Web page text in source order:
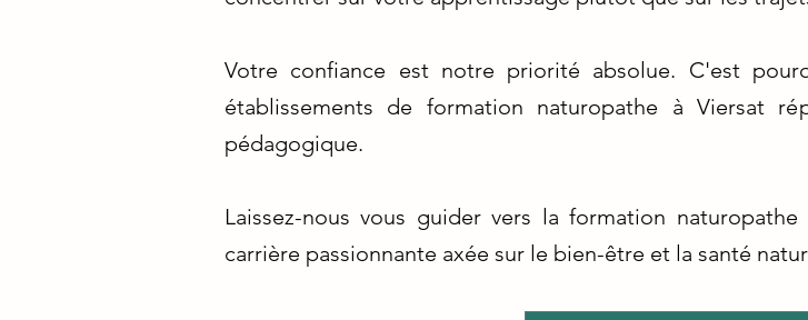
Votre confiance est notre priorité absolue. C'est
établissements de formation naturopathe à Viersat
pédagogique.
Laissez-nous vous guider vers la formation
carrière passionnante axée sur le bien-être et la santé